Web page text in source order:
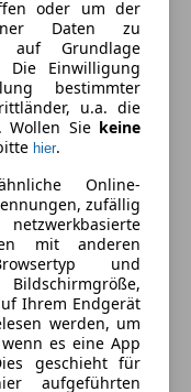
oder um der
Daten zu
auf Grundlage
Die Einwilligung
bestimmter
u.a. die
Wollen Sie keine
hier.
Online-
zufällig
mit anderen
und
Bildschirmgröße,
Ihrem Endgerät
werden, um
es eine App
geschieht für
aufgeführten